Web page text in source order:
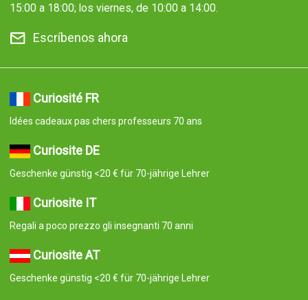
15:00 a 18:00; los viernes, de 10:00 a 14:00.
Escríbenos ahora
Curiosité FR
Idées cadeaux pas chers professeurs 70 ans
Curiosite DE
Geschenke günstig <20 € für 70-jährige Lehrer
Curiosite IT
Regali a poco prezzo gli insegnanti 70 anni
Curiosite AT
Geschenke günstig <20 € für 70-jährige Lehrer